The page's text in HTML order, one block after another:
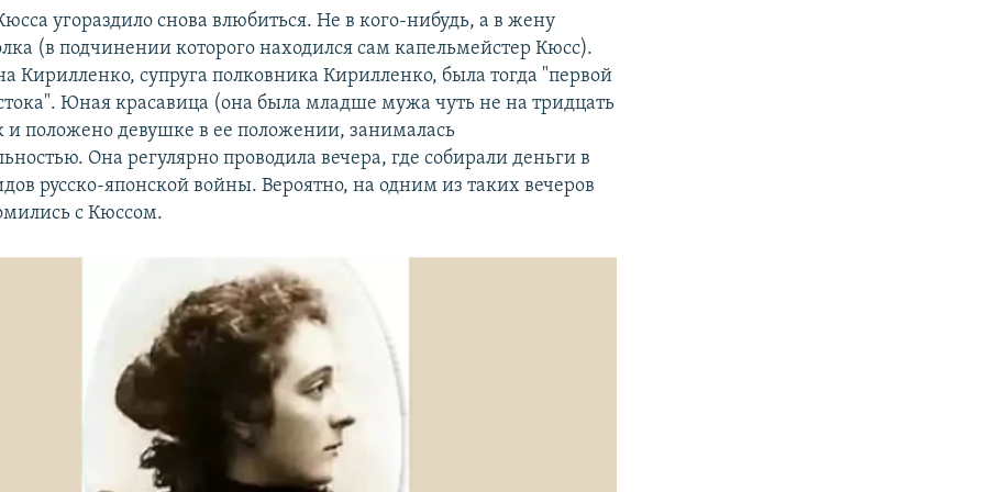
угораздило снова влюбиться. Не в кого-нибудь, а в жену
(в подчинении которого находился сам капельмейстер Кюсс).
Кирилленко, супруга полковника Кирилленко, была тогда "первой
Юная красавица (она была младше мужа чуть не на тридцать
и положено девушке в ее положении, занималась
Она регулярно проводила вечера, где собирали деньги в
русско-японской войны. Вероятно, на одним из таких вечеров
с Кюссом.